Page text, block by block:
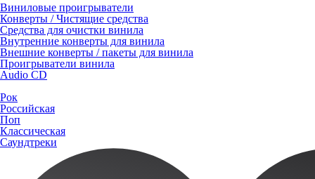
Виниловые проигрыватели
Конверты / Чистящие средства
Средства для очистки винила
Внутренние конверты для винила
Внешние конверты / пакеты для винила
Проигрыватели винила
Audio CD
Рок
Российская
Поп
Классическая
Саундтреки